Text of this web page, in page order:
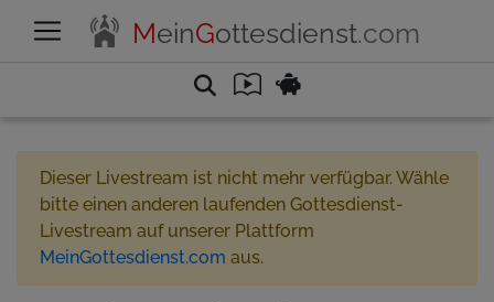
MeinGottesdienst.com
Dieser Livestream ist nicht mehr verfügbar. Wähle
bitte einen anderen laufenden Gottesdienst-
Livestream auf unserer Plattform
MeinGottesdienst.com aus.